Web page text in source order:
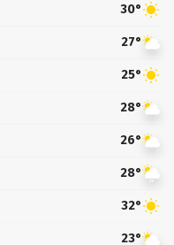
30°
27°
25°
28°
26°
28°
32°
23°